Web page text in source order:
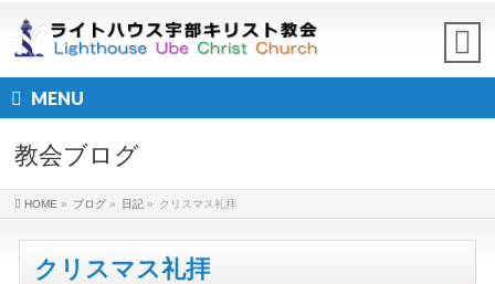
MENU
教会ブログ
HOME » ブログ » 日記 » クリスマス礼拝
クリスマス礼拝